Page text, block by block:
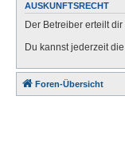
AUSKUNFTSRECHT
Der Betreiber erteilt
Du kannst jederzeit
Foren-Übersicht